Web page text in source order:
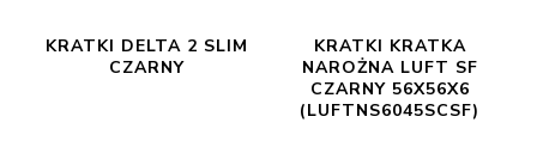
KRATKI DELTA 2 SLIM
CZARNY
KRATKI KRATKA
NAROŻNA LUFT SF
CZARNY 56X56X6
(LUFTNS6045SCSF)